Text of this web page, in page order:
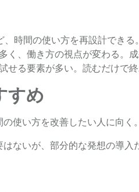
時間の使い方を再設計できる
く、働き方の視点が変わる。
せる要素が多い。読むだけで
すめ
使い方を改善したい人に向く
ないが、部分的な発想の導